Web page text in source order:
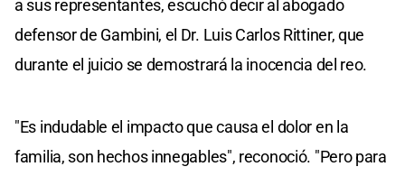
a sus representantes, escuchó decir al abogado
defensor de Gambini, el Dr. Luis Carlos Rittiner, que
durante el juicio se demostrará la inocencia del reo.
"Es indudable el impacto que causa el dolor en la
familia, son hechos innegables", reconoció. "Pero para